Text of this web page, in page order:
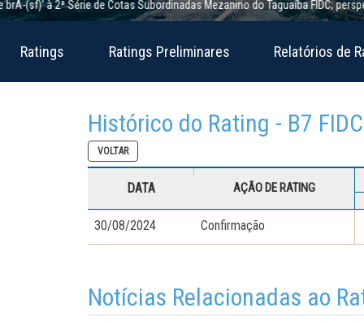
2ª Série de Cotas Subordinadas Mezanino do Taguaíba FIDC; perspectiva
Ratings Ratings Preliminares Relatórios de
Histórico do Rating - B7
VOLTAR
DATA AÇÃO DE RATING
30/08/2024 Confirmação
Notícias Relacionadas ao